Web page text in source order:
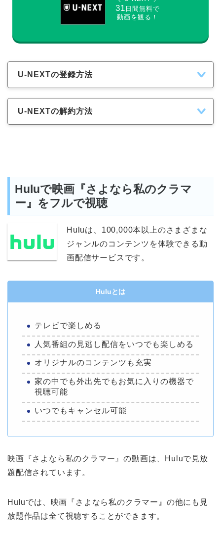
31 日間無料で
動画を観る！
U-NEXTの登録方法
U-NEXTの解約方法
Huluで映画『さよなら私のクラマ
ー』をフルで視聴
Huluは、100,000本以上のさまざまな
ジャンルのコンテンツを体験できる動
画配信サービスです。
Huluとは
テレビで楽しめる
人気番組の見逃し配信をいつでも楽しめる
オリジナルのコンテンツも充実
家の中でも外出先でもお気に入りの機器で
視聴可能
いつでもキャンセル可能
映画『さよなら私のクラマー』の動画は、Huluで見放
題配信されています。
Huluでは、映画『さよなら私のクラマー』の他にも見
放題作品は全て視聴することができます。